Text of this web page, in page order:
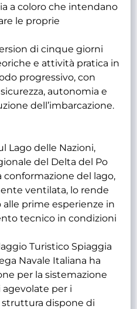
a coloro che intendano
le proprie
di cinque giorni
e attività pratica in
progressivo, con
autonomia e
dell’imbarcazione.
Lago delle Nazioni,
del Delta del Po
conformazione del lago,
ventilata, lo rende
prime esperienze in
tecnico in condizioni
Turistico Spiaggia
Navale Italiana ha
per la sistemazione
per i
struttura dispone di